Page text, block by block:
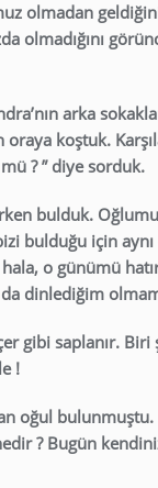
olmadan
olmadığını
arka
koştuk.
? ” diye sorduk.
bulduk.
bulduğu için aynı
o günümü
dinlediğim
gibi saplanır. Biri
!
oğul bulunmuştu.
? Bugün